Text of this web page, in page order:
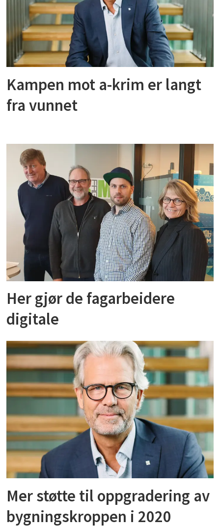
Kampen mot a-krim er langt
fra vunnet
Her gjør de fagarbeidere
digitale
Mer støtte til oppgradering av
bygningskroppen i 2020